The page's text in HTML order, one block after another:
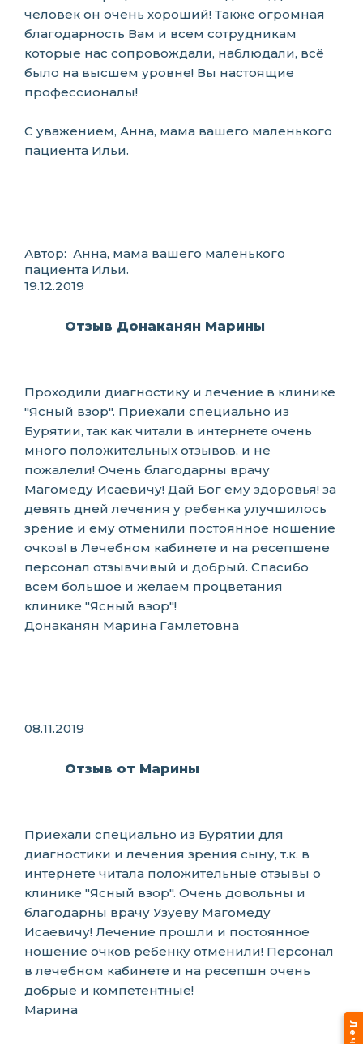
человек он очень хороший! Также огромная
благодарность Вам и всем сотрудникам
которые нас сопровождали, наблюдали, всё
было на высшем уровне! Вы настоящие
профессионалы!
С уважением, Анна, мама вашего маленького
пациента Ильи.
Автор: Анна, мама вашего маленького
пациента Ильи.
19.12.2019
Отзыв Донаканян Марины
Проходили диагностику и лечение в клинике
"Ясный взор". Приехали специально из
Бурятии, так как читали в интернете очень
много положительных отзывов, и не
пожалели! Очень благодарны врачу
Магомеду Исаевичу! Дай Бог ему здоровья! за
девять дней лечения у ребенка улучшилось
зрение и ему отменили постоянное ношение
очков! в Лечебном кабинете и на ресепшене
персонал отзывчивый и добрый. Спасибо
всем большое и желаем процветания
клинике "Ясный взор"!
Донаканян Марина Гамлетовна
08.11.2019
Отзыв от Марины
Приехали специально из Бурятии для
диагностики и лечения зрения сыну, т.к. в
интернете читала положительные отзывы о
клинике "Ясный взор". Очень довольны и
благодарны врачу Узуеву Магомеду
Исаевичу! Лечение прошли и постоянное
ношение очков ребенку отменили! Персонал
в лечебном кабинете и на ресепшн очень
добрые и компетентные!
Марина